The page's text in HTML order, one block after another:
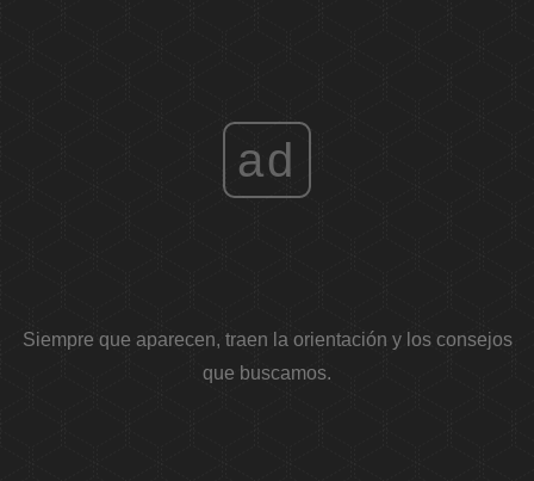
ad
Siempre que aparecen, traen la orientación y los consejos
que buscamos.